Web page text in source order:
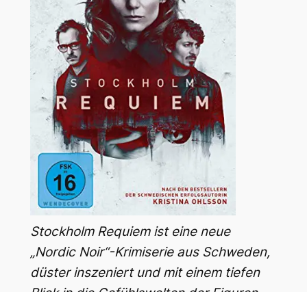
Stockholm Requiem ist eine neue
„Nordic Noir“-Krimiserie aus Schweden,
düster inszeniert und mit einem tiefen